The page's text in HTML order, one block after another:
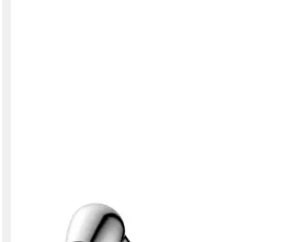
WASSERWERK
Spültischarmatur WK 7, Wasserhahn,